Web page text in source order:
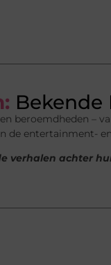
beroemdheden –
de entertainment-
verhalen achter